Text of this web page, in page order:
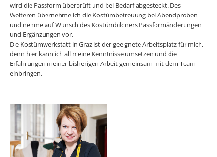
wird die Passform überprüft und bei Bedarf abgesteckt. Des
Weiteren übernehme ich die Kostümbetreuung bei Abendproben
und nehme auf Wunsch des Kostümbildners Passformänderungen
und Ergänzungen vor.
Die Kostümwerkstatt in Graz ist der geeignete Arbeitsplatz für mich,
denn hier kann ich all meine Kenntnisse umsetzen und die
Erfahrungen meiner bisherigen Arbeit gemeinsam mit dem Team
einbringen.